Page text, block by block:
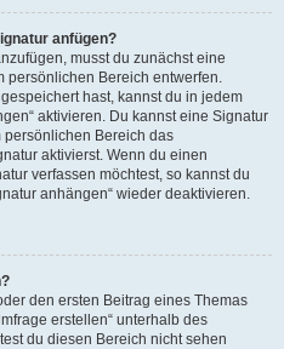
anfügen?
musst du zunächst eine
persönlichen Bereich entwerfen.
hast, kannst du in jedem
aktivieren. Du kannst eine Signatur
Bereich das
aktivierst. Wenn du einen
verfassen möchtest, so kannst du
anhängen“ wieder deaktivieren.
den ersten Beitrag eines Themas
erstellen“ unterhalb des
du diesen Bereich nicht sehen